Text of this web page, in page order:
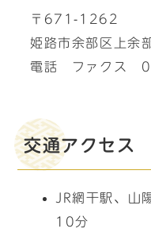
〒671-1262
姫路市余部区上余
電話 ファクス
交通アクセス
JR網干駅、山
10分